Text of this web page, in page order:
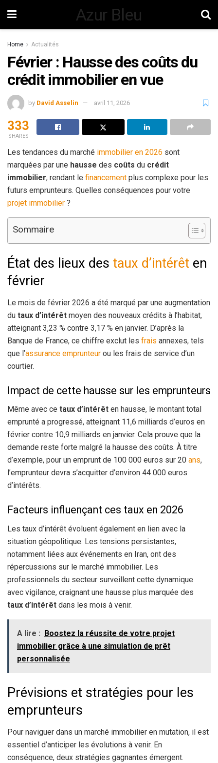
Azur Bleu
Home Actualités
Février : Hausse des coûts du
crédit immobilier en vue
by David Asselin avril 11, 2026
333
SHARES
Les tendances du marché immobilier en 2026 sont
marquées par une hausse des coûts du crédit
immobilier, rendant le financement plus complexe pour les
futurs emprunteurs. Quelles conséquences pour votre
projet immobilier ?
Sommaire
État des lieux des taux d’intérêt en
février
Le mois de février 2026 a été marqué par une augmentation
du taux d’intérêt moyen des nouveaux crédits à l’habitat,
atteignant 3,23 % contre 3,17 % en janvier. D’après la
Banque de France, ce chiffre exclut les frais annexes, tels
que l’assurance emprunteur ou les frais de service d’un
courtier.
Impact de cette hausse sur les emprunteurs
Même avec ce taux d’intérêt en hausse, le montant total
emprunté a progressé, atteignant 11,6 milliards d’euros en
février contre 10,9 milliards en janvier. Cela prouve que la
demande reste forte malgré la hausse des coûts. À titre
d’exemple, pour un emprunt de 100 000 euros sur 20 ans,
l’emprunteur devra s’acquitter d’environ 44 000 euros
d’intérêts.
Facteurs influençant ces taux en 2026
Les taux d’intérêt évoluent également en lien avec la
situation géopolitique. Les tensions persistantes,
notamment liées aux événements en Iran, ont des
répercussions sur le marché immobilier. Les
professionnels du secteur surveillent cette dynamique
avec vigilance, craignant une hausse plus marquée des
taux d’intérêt dans les mois à venir.
A lire : Boostez la réussite de votre projet
immobilier grâce à une simulation de prêt
personnalisée
Prévisions et stratégies pour les
emprunteurs
Pour naviguer dans un marché immobilier en mutation, il est
essentiel d’anticiper les évolutions à venir. En
conséquence, deux stratégies gagnantes émergent.